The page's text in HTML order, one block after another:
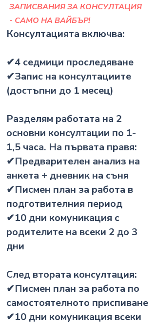
ЗАПИСВАНИЯ ЗА КОНСУЛТАЦИЯ
- САМО НА ВАЙБЪР!
Консултацията включва:
✔4 седмици проследяване
✔Запис на консултациите
(достъпни до 1 месец)
Разделям работата на 2
основни консултации по 1-
1,5 часа. На първата правя:
✔Предварителен анализ на
анкета + дневник на съня
✔Писмен план за работа в
подготвителния период
✔10 дни комуникация с
родителите на всеки 2 до 3
дни
След втората консултация:
✔Писмен план за работа по
самостоятелното приспиване
✔10 дни комуникация всеки